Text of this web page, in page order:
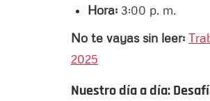
Hora: 3:00 p. m.
No te vayas sin leer:
2025
Nuestro día a día: